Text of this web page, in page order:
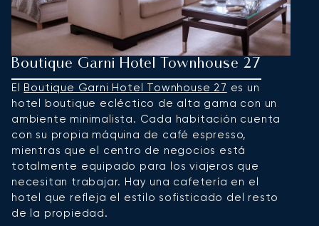
Boutique Garni Hotel Townhouse 27
El Boutique Garni Hotel Townhouse 27 es un
hotel boutique ecléctico de alta gama con un
ambiente minimalista. Cada habitación cuenta
con su propia máquina de café espresso,
mientras que el centro de negocios está
totalmente equipado para los viajeros que
necesitan trabajar. Hay una cafetería en el
hotel que refleja el estilo sofisticado del resto
de la propiedad.